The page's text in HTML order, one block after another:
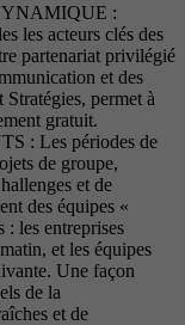
:
les acteurs clés des
partenariat privilégié
et des
permet à
gratuit.
: Les périodes de
de groupe,
et de
des équipes «
: les entreprises
et les équipes
Une façon
de la
et de